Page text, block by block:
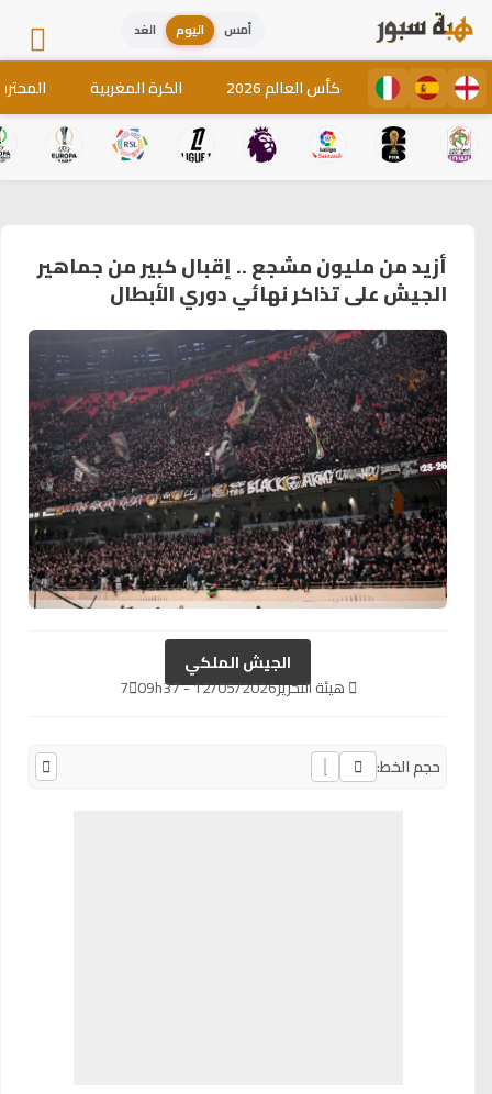
أمس اليوم الغد
كأس العالم 2026 الكرة المغربية
أزيد من مليون مشجع .. إقبال كبير من جماهير
الجيش على تذاكر نهائي دوري الأبطال
الجيش الملكي
هيئة التحرير12/05/2026 - 09h37
7
حجم الخط: